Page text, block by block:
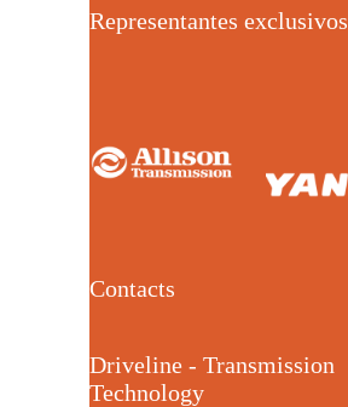
Representantes exclusivos
Contacts
Driveline - Transmission
Technology